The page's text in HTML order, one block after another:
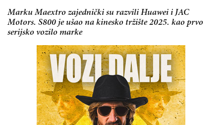
Marku Maextro zajednički su razvili Huawei i JAC
Motors. S800 je ušao na kinesko tržište 2025. kao prvo
serijsko vozilo marke